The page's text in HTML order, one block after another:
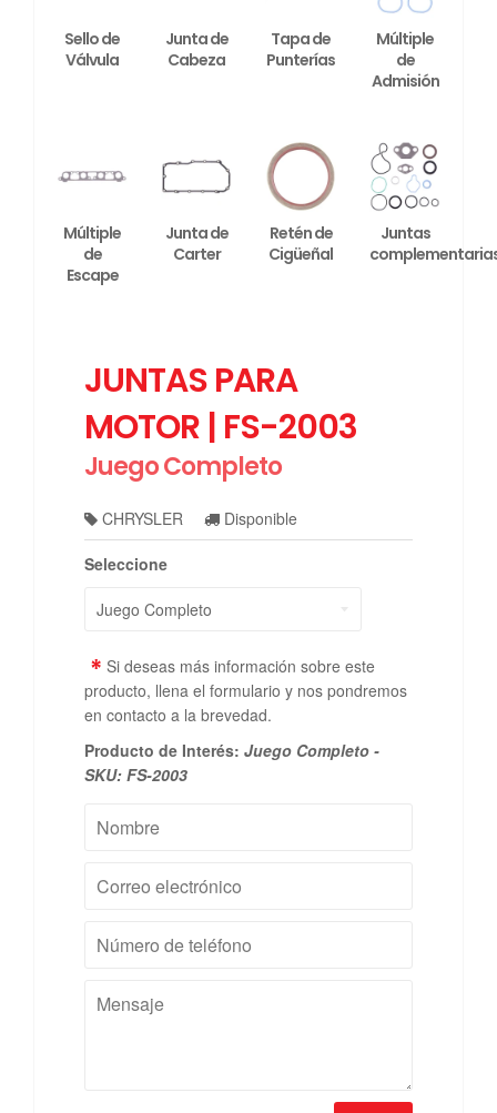
Sello de
Válvula
Junta de
Cabeza
Tapa de
Punterías
Múltiple
de
Admisión
Múltiple
de
Escape
Junta de
Carter
Retén de
Cigüeñal
Juntas
JUNTAS PARA
MOTOR | FS-2003
Juego Completo
CHRYSLER Disponible
Seleccione
* Si deseas más información sobre este
producto, llena el formulario y nos pondremos
en contacto a la brevedad.
Producto de Interés: Juego Completo -
SKU: FS-2003
Nombre
Correo
electrónico
Número
de
Mensaje